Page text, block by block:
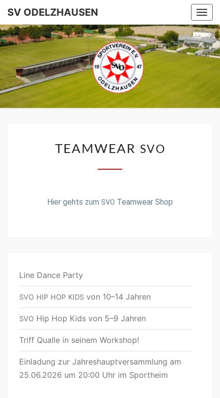
SV ODELZHAUSEN
SV
TEAMWEAR SVO
Hier gehts zum SVO Teamwear Shop
Line Dance Party
SVO HIP HOP KIDS von 10–14 Jahren
SVO Hip Hop Kids von 5–9 Jahren
Triff Qualle in seinem Workshop!
Einladung zur Jahreshauptversammlung am
25.06.2026 um 20:00 Uhr im Sportheim